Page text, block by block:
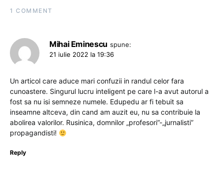
1 COMMENT
Mihai Eminescu spune:
21 iulie 2022 la 19:36
Un articol care aduce mari confuzii in randul celor fara
cunoastere. Singurul lucru inteligent pe care l-a avut autorul a
fost sa nu isi semneze numele. Edupedu ar fi tebuit sa
inseamne altceva, din cand am auzit eu, nu sa contribuie la
abolirea valorilor. Rusinica, domnilor „profesori”-„jurnalisti”
propagandisti!
Reply